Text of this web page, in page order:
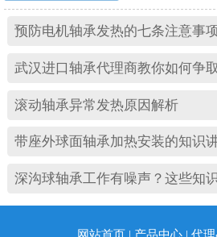
振动产生影响。其
松；(3)轴承与轴套
损坏等。 另外，造
预防电机轴承发热的七条注意事项
武汉进口轴承代理商教你如何争取的区分高速轴
滚动轴承异常发热原因解析
带座外球面轴承加热安装的知识
深沟球轴承工作有噪声？这些知识你可
网站首页 | 产品中心 |代